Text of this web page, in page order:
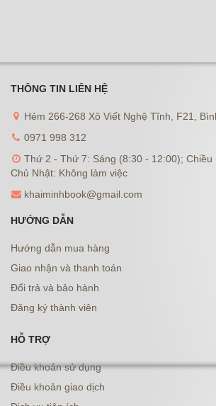
THÔNG TIN LIÊN HỆ
Hẻm 266-268 Xô Viết Nghệ Tĩnh, F21,
0971 998 312
Thứ 2 - Thứ 7: Sáng (8:30 - 12:00); Chiều
Chủ Nhật: Không làm việc
khaiminhbook@gmail.com
HƯỚNG DẪN
Hướng dẫn mua hàng
Giao nhận và thanh toán
Đổi trả và bảo hành
Đăng ký thành viên
HỖ TRỢ
Điều khoản sử dụng
Điều khoản giao dịch